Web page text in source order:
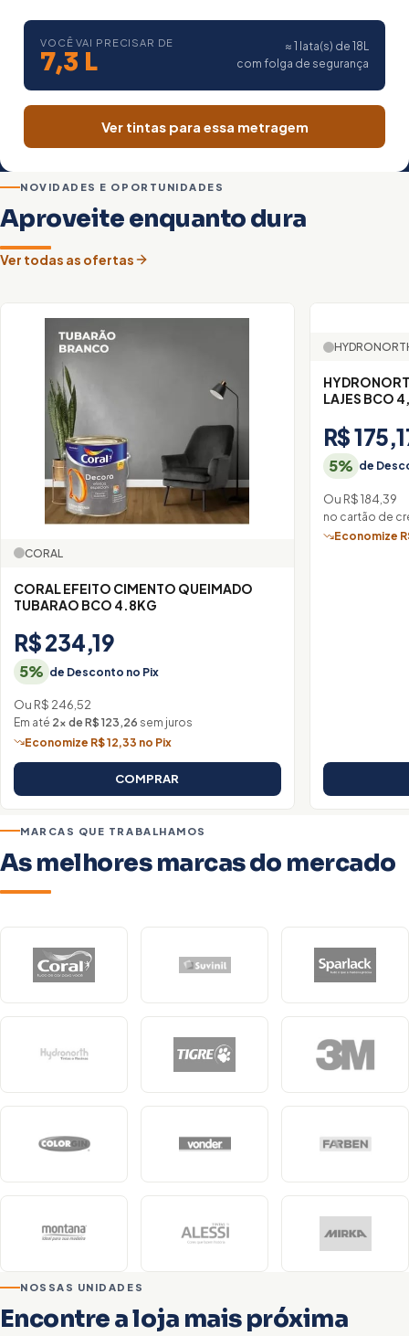
VOCÊ VAI PRECISAR DE
7,3 L
≈ 1 lata(s) de 18L
com folga de segurança
Ver tintas para essa metragem
NOVIDADES E OPORTUNIDADES
Aproveite enquanto dura
Ver todas as ofertas
CORAL
CORAL EFEITO CIMENTO QUEIMADO
TUBARAO BCO 4.8KG
R$ 234,19
5% de Desconto no Pix
Ou R$ 246,52
Em até 2× de R$ 123,26 sem juros
Economize R$ 12,33 no Pix
COMPRAR
LAJES BCO
R$
5% de
Ou R$ 184,39
no cartão de
Economize
MARCAS QUE TRABALHAMOS
As melhores marcas do mercado
NOSSAS UNIDADES
Encontre a loja mais próxima